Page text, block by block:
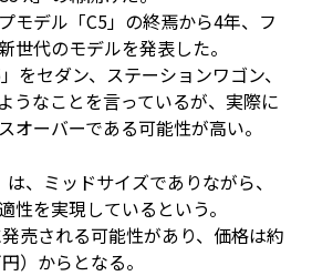
モデル「C5」の終焉から4年、フ
世代のモデルを発表した。
をセダン、ステーションワゴン、
うなことを言っているが、実際に
オーバーである可能性が高い。
は、ミッドサイズでありながら、
性を実現しているという。
売される可能性があり、価格は約
）からとなる。